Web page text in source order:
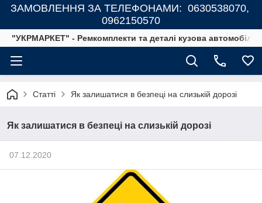
ЗАМОВЛЕННЯ ЗА ТЕЛЕФОНАМИ: 0630538070,
0962150570
"УКРМАРКЕТ" - Ремкомплекти та деталі кузова автомобілів
Статті Як залишатися в безпеці на слизькій дорозі
Як залишатися в безпеці на слизькій дорозі
07.12.2020